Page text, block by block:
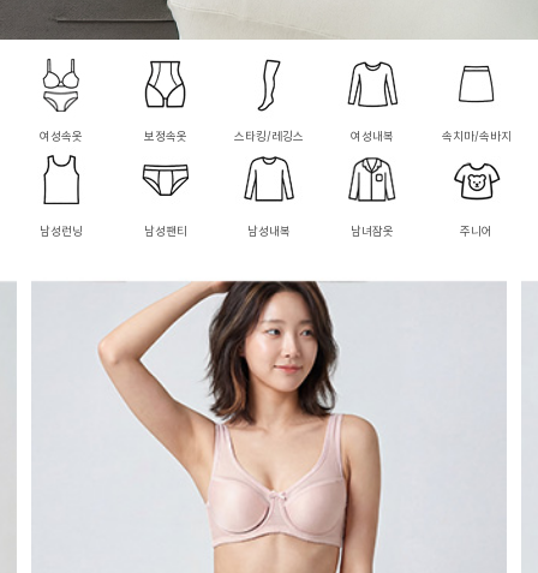
여성속옷 보정속옷 스타킹/레깅스 여성내복 속치마/속바지
남성런닝 남성팬티 남성내복 남녀잠옷 주니어